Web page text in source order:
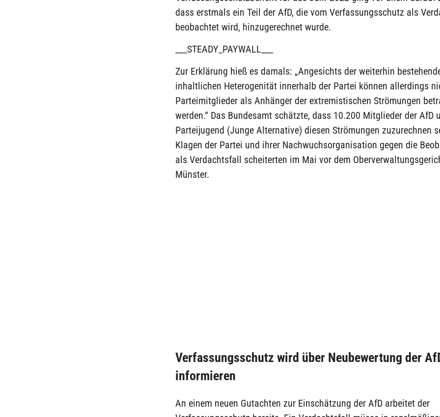
dass erstmals ein Teil der AfD, die vom Verfassungsschutz als
beobachtet wird, hinzugerechnet wurde.
___STEADY_PAYWALL___
Zur Erklärung hieß es damals: „Angesichts der weiterhin
inhaltlichen Heterogenität innerhalb der Partei können allerdings
Parteimitglieder als Anhänger der extremistischen Strömungen
werden.“ Das Bundesamt schätzte, dass 10.200 Mitglieder der AfD
Parteijugend (Junge Alternative) diesen Strömungen zuzurechnen
Klagen der Partei und ihrer Nachwuchsorganisation gegen die
als Verdachtsfall scheiterten im Mai vor dem
Münster.
Verfassungsschutz wird über Neubewertung der
informieren
An einem neuen Gutachten zur Einschätzung der AfD arbeitet der